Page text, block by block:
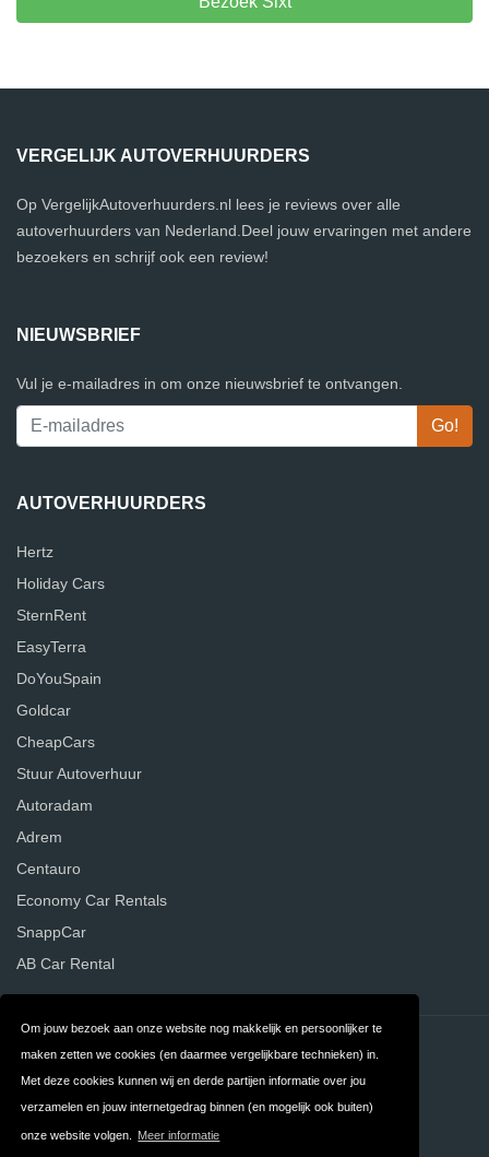
Om jouw bezoek aan onze website nog makkelijk en persoonlijker te
maken zetten we cookies (en daarmee vergelijkbare technieken) in.
Met deze cookies kunnen wij en derde partijen informatie over jou
verzamelen en jouw internetgedrag binnen (en mogelijk ook buiten)
onze website volgen. Meer informatie
VERGELIJK AUTOVERHUURDERS
Op VergelijkAutoverhuurders.nl lees je reviews over alle
autoverhuurders van Nederland.Deel jouw ervaringen met andere
bezoekers en schrijf ook een review!
NIEUWSBRIEF
Vul je e-mailadres in om onze nieuwsbrief te ontvangen.
AUTOVERHUURDERS
Hertz
Holiday Cars
SternRent
EasyTerra
DoYouSpain
Goldcar
CheapCars
Stuur Autoverhuur
Autoradam
Adrem
Centauro
Economy Car Rentals
SnappCar
AB Car Rental
Contact Privacy
Algemene FAQ